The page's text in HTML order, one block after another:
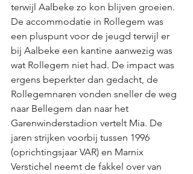
terwijl Aalbeke zo kon blijven groeien.
De accommodatie in Rollegem was
een pluspunt voor de jeugd terwijl er
bij Aalbeke een kantine aanwezig was
wat Rollegem niet had. De impact was
ergens beperkter dan gedacht, de
Rollegemnaren vonden sneller de weg
naar Bellegem dan naar het
Garenwinderstadion vertelt Mia. De
jaren strijken voorbij tussen 1996
(oprichtingsjaar VAR) en Marnix
Verstichel neemt de fakkel over van